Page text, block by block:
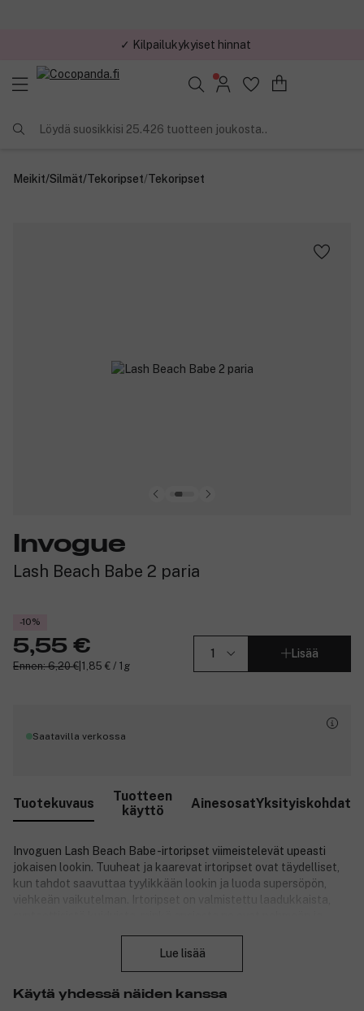
✓ Kilpailukykyiset hinnat
Löydä suosikkisi 25.426 tuotteen joukosta..
Meikit/Silmät/Tekoripset/Tekoripset
Invogue
Lash Beach Babe 2 paria
-10%
5,55 €
Ennen: 6,20 € 1,85 € / 1g
Lisää
Saatavilla verkossa
Tuotekuvaus
Tuotteen
käyttö
AinesosatYksityiskohdat
Invoguen Lash Beach Babe -irtoripset viimeistelevät upeasti
jokaisen lookin. Tuuheat ja kaarevat irtoripset ovat täydelliset,
kun tahdot saavuttaa tyylikkään lookin ja luoda supersöpön,
viehkeän vaikutelman. Irtoripset on valmistettu laadukkaista,
ripsinauha sulautuu huomaamattomasti luonnollisiin ripsiisi. Voit
Lue lisää
Käytä yhdessä näiden kanssa